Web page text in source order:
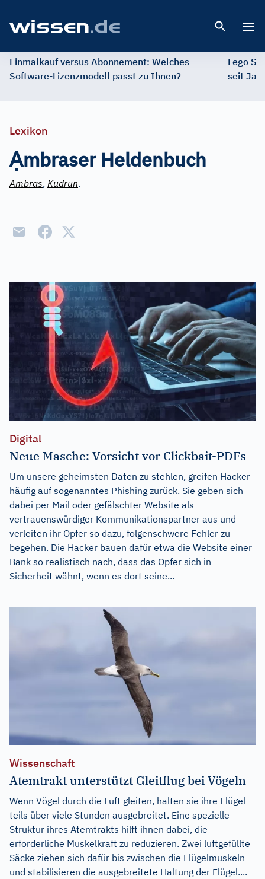
Einmalkauf versus Abonnement: Welches
Software-Lizenzmodell passt zu Ihnen?
Lego
seit
Lexikon
Ạmbraser Heldenbuch
Ambras, Kudrun.
Digital
Neue Masche: Vorsicht vor Clickbait-PDFs
Um unsere geheimsten Daten zu stehlen, greifen Hacker
häufig auf sogenanntes Phishing zurück. Sie geben sich
dabei per Mail oder gefälschter Website als
vertrauenswürdiger Kommunikationspartner aus und
verleiten ihr Opfer so dazu, folgenschwere Fehler zu
begehen. Die Hacker bauen dafür etwa die Website einer
Bank so realistisch nach, dass das Opfer sich in
Sicherheit wähnt, wenn es dort seine...
Wissenschaft
Atemtrakt unterstützt Gleitflug bei Vögeln
Wenn Vögel durch die Luft gleiten, halten sie ihre Flügel
teils über viele Stunden ausgebreitet. Eine spezielle
Struktur ihres Atemtrakts hilft ihnen dabei, die
erforderliche Muskelkraft zu reduzieren. Zwei luftgefüllte
Säcke ziehen sich dafür bis zwischen die Flügelmuskeln
und stabilisieren die ausgebreitete Haltung der Flügel....